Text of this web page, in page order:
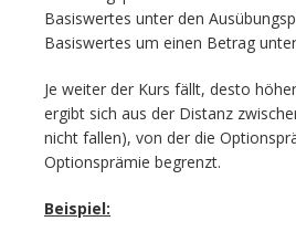
Basiswertes unter den
Basiswertes um einen Betrag
Je weiter der Kurs fällt, desto
ergibt sich aus der Distanz
nicht fallen), von der die
Optionsprämie begrenzt.
Beispiel: